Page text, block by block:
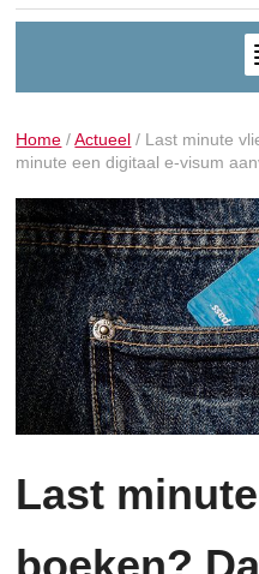
Home /Actueel / Last minute
minute een digitaal e-visum
Last